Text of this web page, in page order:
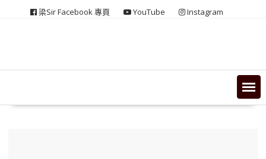
梁Sir Facebook 專頁 YouTube Instagram